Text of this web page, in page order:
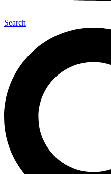
Search